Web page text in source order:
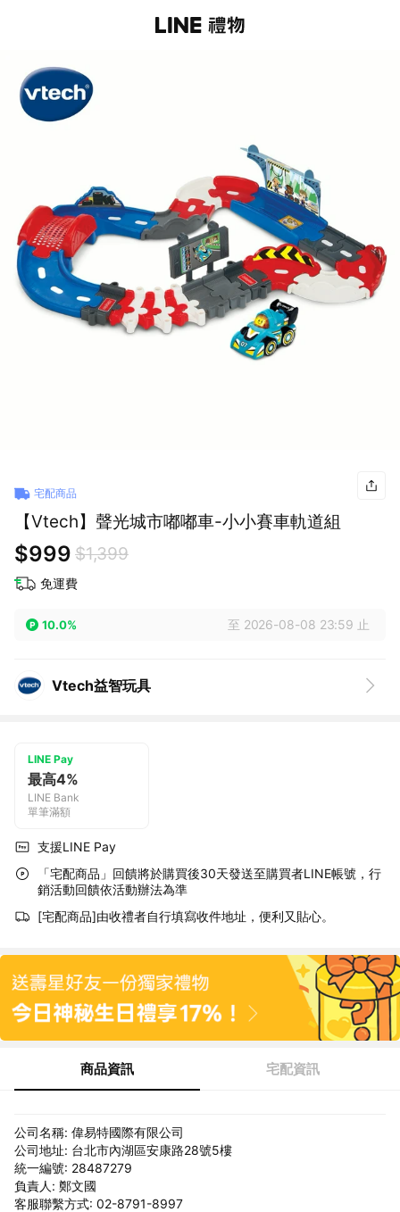
宅配商品
【Vtech】聲光城市嘟嘟車-小小賽車軌道組
$999 $1,399
免運費
10.0% 至 2026-08-08 23:59 止
Vtech益智玩具
LINE Pay
最高4%
LINE Bank
單筆滿額
支援LINE Pay
「宅配商品」回饋將於購買後30天發送至購買者LINE帳號，行
銷活動回饋依活動辦法為準
[宅配商品]由收禮者自行填寫收件地址，便利又貼心。
商品資訊 宅配資訊
公司名稱: 偉易特國際有限公司
公司地址: 台北市內湖區安康路28號5樓
統一編號: 28487279
負責人: 鄭文國
客服聯繫方式: 02-8791-8997